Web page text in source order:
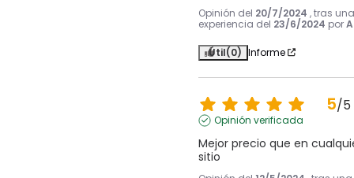
Opinión del 20/7/2024 , tras una
experiencia del 23/6/2024 por
Útil(0) Informe
5/5
Opinión verificada
Mejor precio que en
sitio